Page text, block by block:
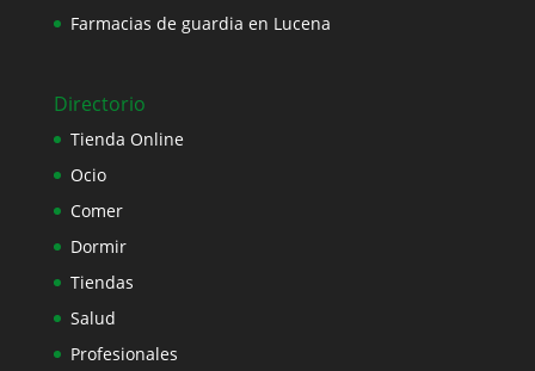
Farmacias de guardia en Lucena
Directorio
Tienda Online
Ocio
Comer
Dormir
Tiendas
Salud
Profesionales